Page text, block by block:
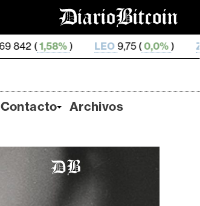
LEO9,75 (0,0% ZEC513,76 (
Contacto Archivos